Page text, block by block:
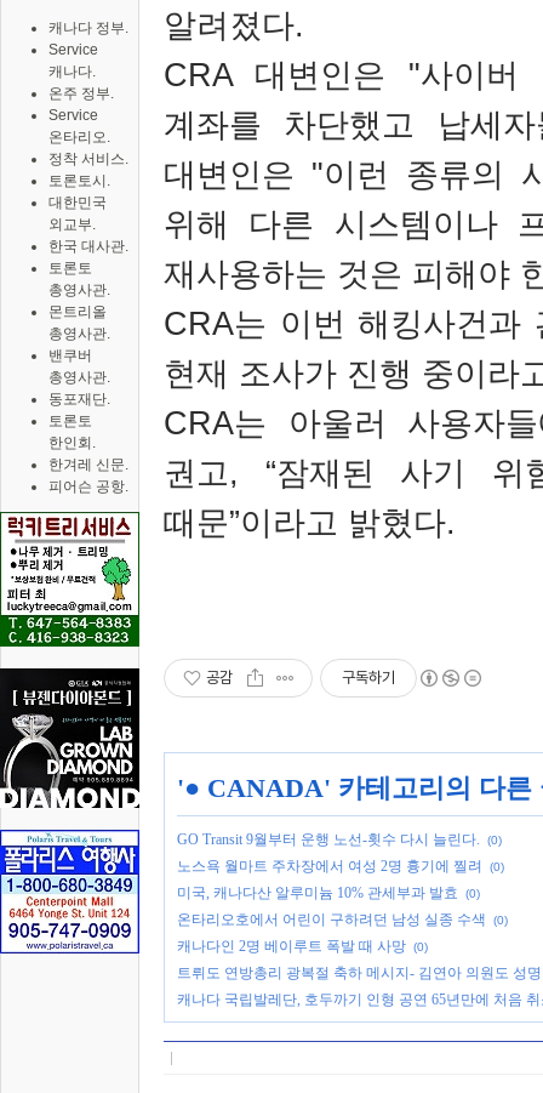
캐나다 정부.
Service
캐나다.
온주 정부.
Service
온타리오.
정착 서비스.
토론토시.
대한민국
외교부.
한국 대사관.
토론토
총영사관.
몬트리올
총영사관.
밴쿠버
총영사관.
동포재단.
토론토
한인회.
한겨레 신문.
피어슨 공항.
알려졌다.
CRA 대변인은 "사이
계좌를 차단했고 납세
대변인은 "이런 종류의
위해 다른 시스템이나
재사용하는 것은 피해야
CRA는 이번 해킹사건과
현재 조사가 진행 중이라
CRA는 아울러 사용자
권고, “잠재된 사기
때문”이라고 밝혔다.
공감 구독하기
'● CANADA' 카테고리의 다른
GO Transit 9월부터 운행 노선-횟수 다시 늘린다. (0)
노스욕 월마트 주차장에서 여성 2명 흉기에 찔려 (0)
미국, 캐나다산 알루미늄 10% 관세부과 발효 (0)
온타리오호에서 어린이 구하려던 남성 실종 수색 (0)
캐나다인 2명 베이루트 폭발 때 사망 (0)
트뤼도 연방총리 광복절 축하 메시지- 김연아 의원도 성명
캐나다 국립발레단, 호두까기 인형 공연 65년만에 처음